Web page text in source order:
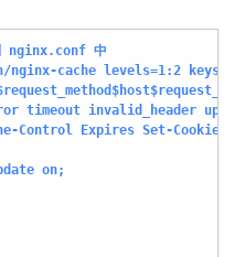
nginx.conf 中
cache levels=1:2
timeout invalid_header
Control Expires Set-Cookie;
on;